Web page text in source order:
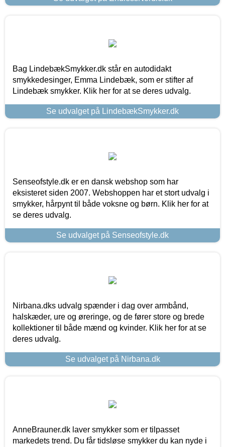
Bag LindebækSmykker.dk står en autodidakt
smykkedesinger, Emma Lindebæk, som er stifter af
Lindebæk smykker. Klik her for at se deres udvalg.
Se udvalget på LindebækSmykker.dk
Senseofstyle.dk er en dansk webshop som har
eksisteret siden 2007. Webshoppen har et stort udvalg i
smykker, hårpynt til både voksne og børn. Klik her for at
se deres udvalg.
Se udvalget på Senseofstyle.dk
Nirbana.dks udvalg spænder i dag over armbånd,
halskæder, ure og øreringe, og de fører store og brede
kollektioner til både mænd og kvinder. Klik her for at se
deres udvalg.
Se udvalget på Nirbana.dk
AnneBrauner.dk laver smykker som er tilpasset
markedets trend. Du får tidsløse smykker du kan nyde i